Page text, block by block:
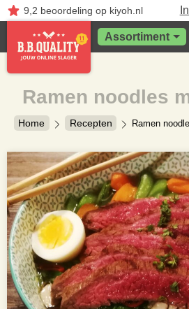
9,2 beoordelingop kiyoh.nl
Assortiment
Home Recepten Ramen
Ramen noodles